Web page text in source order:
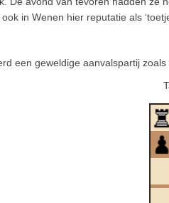
in Wenen hier reputatie als
een geweldige aanvalspartij zoals